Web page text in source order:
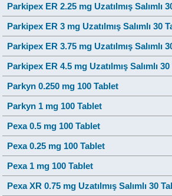
Parkipex ER 2.25 mg Uzatılmış Salımlı
Parkipex ER 3 mg Uzatılmış Salımlı 30
Parkipex ER 3.75 mg Uzatılmış Salımlı
Parkipex ER 4.5 mg Uzatılmış Salımlı
Parkyn 0.250 mg 100 Tablet
Parkyn 1 mg 100 Tablet
Pexa 0.5 mg 100 Tablet
Pexa 0.25 mg 100 Tablet
Pexa 1 mg 100 Tablet
Pexa XR 0.75 mg Uzatılmış Salımlı 30